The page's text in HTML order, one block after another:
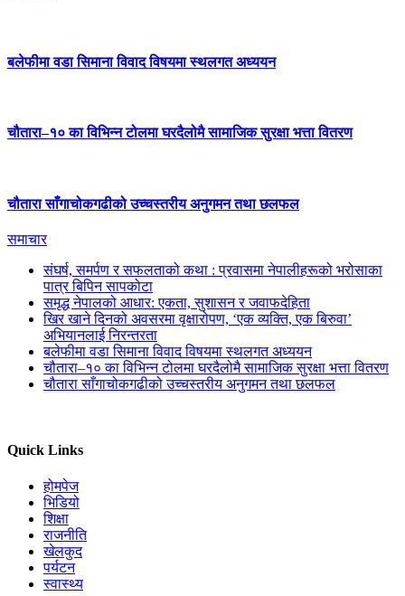
बलेफीमा वडा सिमाना विवाद विषयमा स्थलगत अध्ययन
चौतारा–१० का विभिन्न टोलमा घरदैलोमै सामाजिक सुरक्षा भत्ता वितरण
चौतारा साँगाचोकगढीको उच्चस्तरीय अनुगमन तथा छलफल
समाचार
संघर्ष, समर्पण र सफलताको कथा : प्रवासमा नेपालीहरूको भरोसाका
पात्र बिपिन सापकोटा
समृद्ध नेपालको आधार: एकता, सुशासन र जवाफदेहिता
खिर खाने दिनको अवसरमा वृक्षारोपण, ‘एक व्यक्ति, एक बिरुवा’
अभियानलाई निरन्तरता
बलेफीमा वडा सिमाना विवाद विषयमा स्थलगत अध्ययन
चौतारा–१० का विभिन्न टोलमा घरदैलोमै सामाजिक सुरक्षा भत्ता वितरण
चौतारा साँगाचोकगढीको उच्चस्तरीय अनुगमन तथा छलफल
Quick Links
होमपेज
भिडियो
शिक्षा
राजनीति
खेलकुद
पर्यटन
स्वास्थ्य